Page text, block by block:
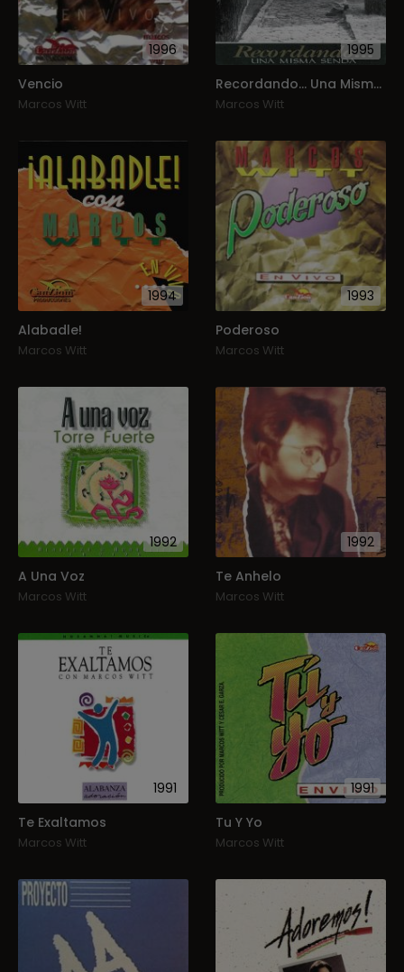
1996
Vencio
Marcos Witt
1995
Recordando… Una Misma Senda
Marcos Witt
1994
Alabadle!
Marcos Witt
1993
Poderoso
Marcos Witt
1992
A Una Voz
Marcos Witt
1992
Te Anhelo
Marcos Witt
1991
Te Exaltamos
Marcos Witt
1991
Tu Y Yo
Marcos Witt